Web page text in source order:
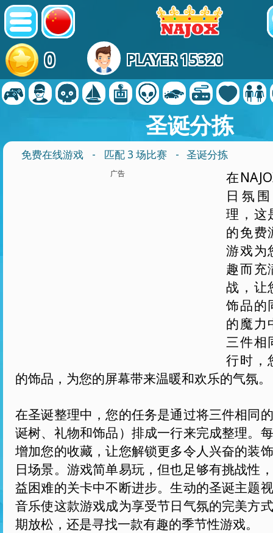
0 PLAYER 15320
圣诞分拣
免费在线游戏 - 匹配 3 场比赛 - 圣诞分拣
广告
在
日氛
理，这
的免费
游戏为
趣而充
战，让
饰品的
的魔力
三件相
行时，
的饰品，为您的屏幕带来温暖和欢乐的气氛。
在圣诞整理中，您的任务是通过将三件相同
诞树、礼物和饰品）排成一行来完成整理。
增加您的收藏，让您解锁更多令人兴奋的装
日场景。游戏简单易玩，但也足够有挑战性
益困难的关卡中不断进步。生动的圣诞主题
音乐使这款游戏成为享受节日气氛的完美方
期放松，还是寻找一款有趣的季节性游戏。